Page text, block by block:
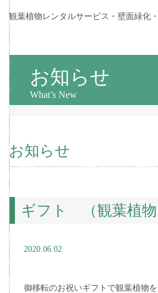
観葉植物レンタルサービス・壁面緑化
お知らせ
What’s New
お知らせ
ギフト （観葉植
2020.06.02
御移転のお祝いギフトで観葉植物